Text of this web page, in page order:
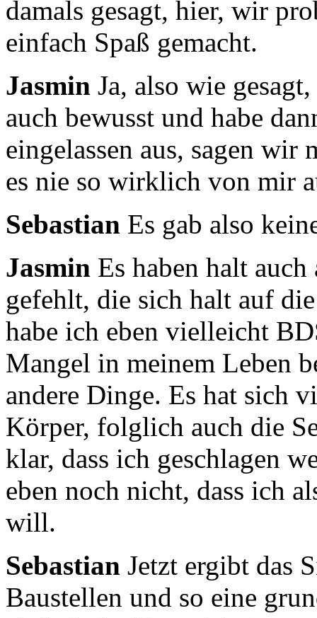
damals gesagt, hier, wir
einfach Spaß gemacht.
Jasmin Ja, also wie
auch bewusst und habe
eingelassen aus, sagen wir
es nie so wirklich von mir
Sebastian Es gab also
Jasmin Es haben halt
gefehlt, die sich halt auf
habe ich eben vielleicht
Mangel in meinem Leben
andere Dinge. Es hat sich
Körper, folglich auch die
klar, dass ich geschlagen
eben noch nicht, dass ich
will.
Sebastian Jetzt ergibt das
Baustellen und so eine